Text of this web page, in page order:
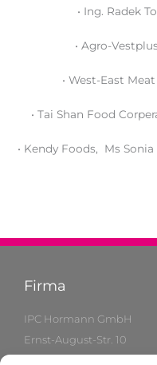
• Ing. Radek
• Agro-
• West-East
• Tai Shan Food
• Ken­dy Foods, Ms
Firma
IPC Hormann GmbH
Ernst-August-Str. 10